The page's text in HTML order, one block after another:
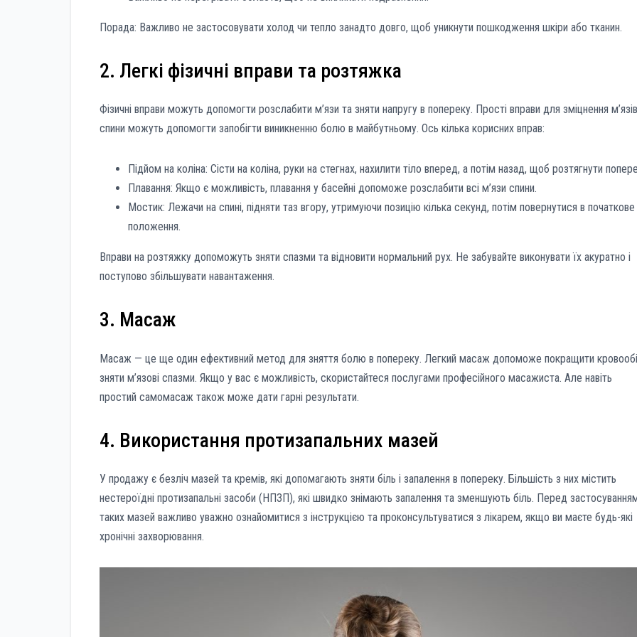
Порада: Важливо не застосовувати холод чи тепло занадто довго, щоб уникнути пошкодження шкіри або тканин.
2. Легкі фізичні вправи та розтяжка
Фізичні вправи можуть допомогти розслабити м’язи та зняти напругу в попереку. Прості вправи для зміцнення м’язів
спини можуть допомогти запобігти виникненню болю в майбутньому. Ось кілька корисних вправ:
Підйом на коліна: Сісти на коліна, руки на стегнах, нахилити тіло вперед, а потім назад, щоб розтягнути
Плавання: Якщо є можливість, плавання у басейні допоможе розслабити всі м’язи спини.
Мостик: Лежачи на спині, підняти таз вгору, утримуючи позицію кілька секунд, потім повернутися в початкове
положення.
Вправи на розтяжку допоможуть зняти спазми та відновити нормальний рух. Не забувайте виконувати їх акуратно і
поступово збільшувати навантаження.
3. Масаж
Масаж — це ще один ефективний метод для зняття болю в попереку. Легкий масаж допоможе покращити
зняти м’язові спазми. Якщо у вас є можливість, скористайтеся послугами професійного масажиста. Але навіть
простий самомасаж також може дати гарні результати.
4. Використання протизапальних мазей
У продажу є безліч мазей та кремів, які допомагають зняти біль і запалення в попереку. Більшість з них містить
нестероїдні протизапальні засоби (НПЗП), які швидко знімають запалення та зменшують біль. Перед
таких мазей важливо уважно ознайомитися з інструкцією та проконсультуватися з лікарем, якщо ви маєте будь-які
хронічні захворювання.